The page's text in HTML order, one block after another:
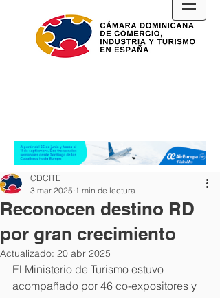
Reconocen destino RD
por gran crecimiento
CDCITE
3 mar 2025 1 min de lectura
Actualizado: 20 abr 2025
El Ministerio de Turismo estuvo
acompañado por 46 co-expositores y